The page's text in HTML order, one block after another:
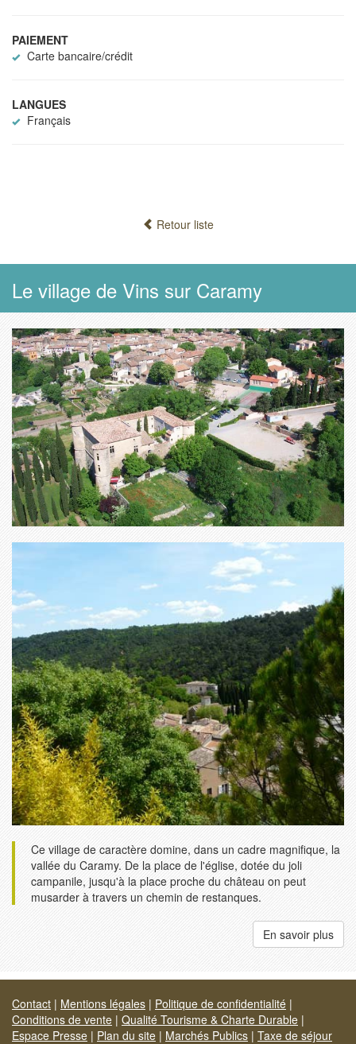
PAIEMENT
Carte bancaire/crédit
LANGUES
Français
Retour liste
Le village de Vins sur Caramy
Ce village de caractère domine, dans un cadre magnifique, la
vallée du Caramy. De la place de l'église, dotée du joli
campanile, jusqu'à la place proche du château on peut
musarder à travers un chemin de restanques.
En savoir plus
Contact | Mentions légales | Politique de confidentialité |
Conditions de vente | Qualité Tourisme & Charte Durable |
Espace Presse | Plan du site | Marchés Publics | Taxe de séjour